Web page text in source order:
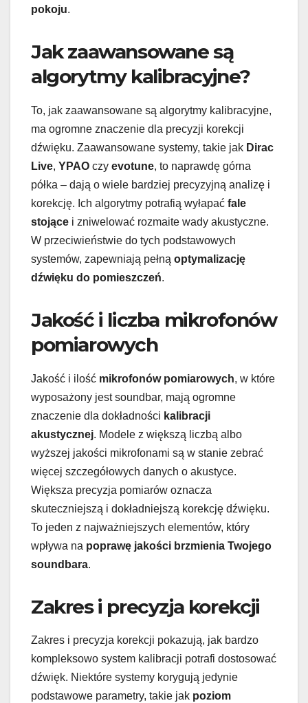
pokoju.
Jak zaawansowane są
algorytmy kalibracyjne?
To, jak zaawansowane są algorytmy kalibracyjne,
ma ogromne znaczenie dla precyzji korekcji
dźwięku. Zaawansowane systemy, takie jak Dirac
Live, YPAO czy evotune, to naprawdę górna
półka – dają o wiele bardziej precyzyjną analizę i
korekcję. Ich algorytmy potrafią wyłapać fale
stojące i zniwelować rozmaite wady akustyczne.
W przeciwieństwie do tych podstawowych
systemów, zapewniają pełną optymalizację
dźwięku do pomieszczeń.
Jakość i liczba mikrofonów
pomiarowych
Jakość i ilość mikrofonów pomiarowych, w które
wyposażony jest soundbar, mają ogromne
znaczenie dla dokładności kalibracji
akustycznej. Modele z większą liczbą albo
wyższej jakości mikrofonami są w stanie zebrać
więcej szczegółowych danych o akustyce.
Większa precyzja pomiarów oznacza
skuteczniejszą i dokładniejszą korekcję dźwięku.
To jeden z najważniejszych elementów, który
wpływa na poprawę jakości brzmienia Twojego
soundbara.
Zakres i precyzja korekcji
Zakres i precyzja korekcji pokazują, jak bardzo
kompleksowo system kalibracji potrafi dostosować
dźwięk. Niektóre systemy korygują jedynie
podstawowe parametry, takie jak poziom